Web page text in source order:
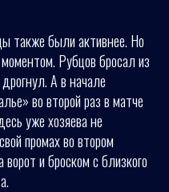
также были активнее. Но
Рубцов бросал из
А в начале
во второй раз в матче
уже хозяева не
промах во втором
и броском с близкого